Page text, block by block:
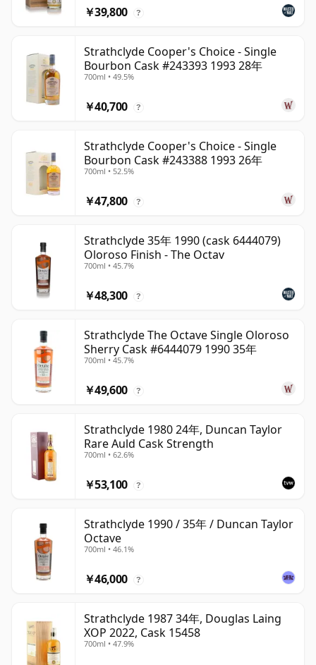
￥39,800 ?
Strathclyde Cooper's Choice - Single
Bourbon Cask #243393 1993 28年
700ml • 49.5%
￥40,700 ?
Strathclyde Cooper's Choice - Single
Bourbon Cask #243388 1993 26年
700ml • 52.5%
￥47,800 ?
Strathclyde 35年 1990 (cask 6444079)
Oloroso Finish - The Octav
700ml • 45.7%
￥48,300 ?
Strathclyde The Octave Single Oloroso
Sherry Cask #6444079 1990 35年
700ml • 45.7%
￥49,600 ?
Strathclyde 1980 24年, Duncan Taylor
Rare Auld Cask Strength
700ml • 62.6%
￥53,100 ?
Strathclyde 1990 / 35年 / Duncan Taylor
Octave
700ml • 46.1%
￥46,000 ?
Strathclyde 1987 34年, Douglas Laing
XOP 2022, Cask 15458
700ml • 47.9%